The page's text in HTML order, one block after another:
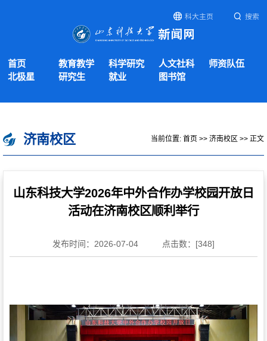
科大主页 搜索
首页 教育教学 科学研究 人文社科
师资队伍
北极星
研究生 就业 图书馆
济南校区 当前位置: 首页 >> 济南校区 >> 正文
山东科技大学2026年中外合作办学校园开放日
活动在济南校区顺利举行
发布时间：2026-07-04 点击数：[348]